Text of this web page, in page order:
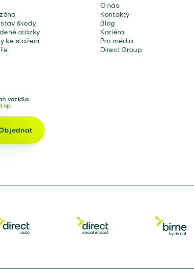
škody
otázky
ke stažení
O nás
Kontakty
Blog
Kariéra
Pro média
Direct Group
vozidla